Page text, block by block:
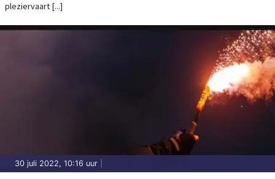
pleziervaart [...]
30 juli 2022, 10:16 uur